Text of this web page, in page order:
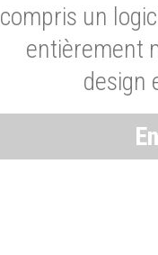
compris un
entièrement
design